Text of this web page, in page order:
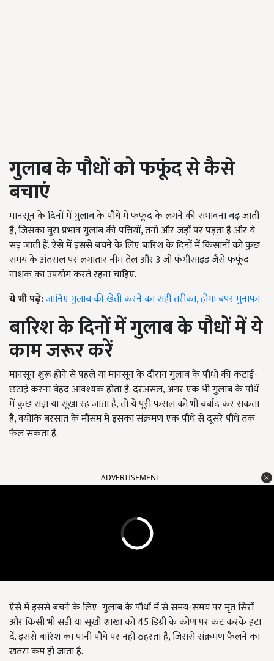
गुलाब के पौधों को फफूंद से कैसे
बचाएं
मानसून के दिनों में गुलाब के पौधे में फफूंद के लगने की संभावना बढ़ जाती
है, जिसका बुरा प्रभाव गुलाब की पत्तियों, तनों और जड़ों पर पड़ता है और ये
सड़ जाती हैं. ऐसे में इससे बचने के लिए बारिश के दिनों में किसानों को कुछ
समय के अंतराल पर लगातार नीम तेल और 3 जी फंगीसाइड जैसे फफूंद
नाशक का उपयोग करते रहना चाहिए.
ये भी पढ़ें:जानिए गुलाब की खेती करने का सही तरीका, होगा बंपर मुनाफा
बारिश के दिनों में गुलाब के पौधों में ये
काम जरूर करें
मानसून शुरू होने से पहले या मानसून के दौरान गुलाब के पौधों की कटाई-
छटाई करना बेहद आवश्यक होता है. दरअसल, अगर एक भी गुलाब के पौधें
में कुछ सड़ा या सूखा रह जाता है, तो ये पूरी फसल को भी बर्बाद कर सकता
है, क्योंकि बरसात के मौसम में इसका संक्रमण एक पौधे से दूसरे पौधे तक
फैल सकता है.
ADVERTISEMENT
ऐसे में इससे बचने के लिए गुलाब के पौधों में से समय-समय पर मृत सिरों
और किसी भी सड़ी या सूखी शाखा को 45 डिग्री के कोण पर कट करके हटा
दें. इससे बारिश का पानी पौधे पर नहीं ठहरता है, जिससे संक्रमण फैलने का
खतरा कम हो जाता है.